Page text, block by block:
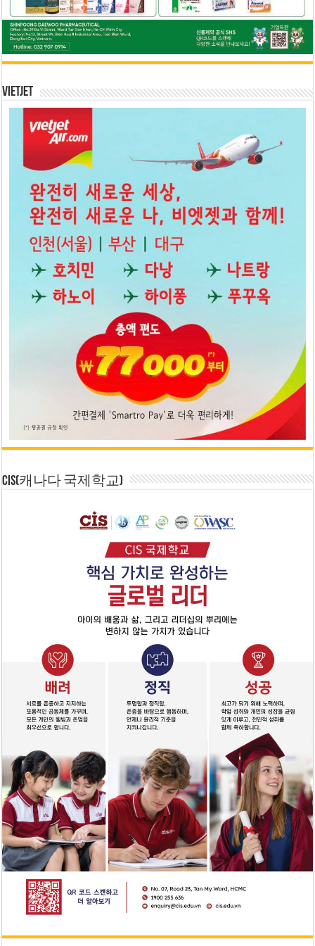
Vietjet
CIS(캐나다 국제학교)